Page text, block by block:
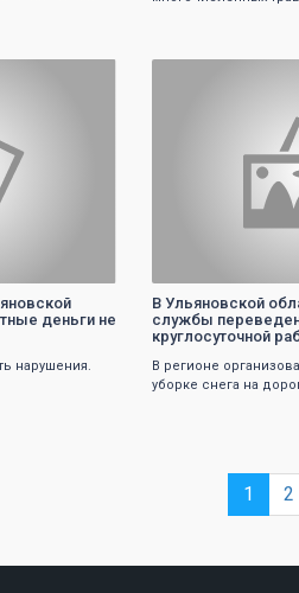
деньги не
нарушения.
В Ульяновской
службы
круглосуточной
В регионе
уборке снега на
1 2